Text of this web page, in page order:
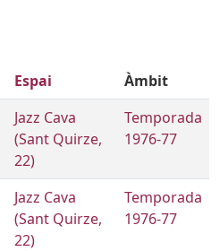
Espai
Àmbit
Jazz Cava
(Sant Quirze,
22)
Temporada
1976-77
Jazz Cava
(Sant Quirze,
22)
Temporada
1976-77